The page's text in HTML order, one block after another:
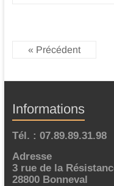
« Précédent
Informations
Tél. : 07.89.89.31.98
Adresse
3 rue de la
28800 Bonneval